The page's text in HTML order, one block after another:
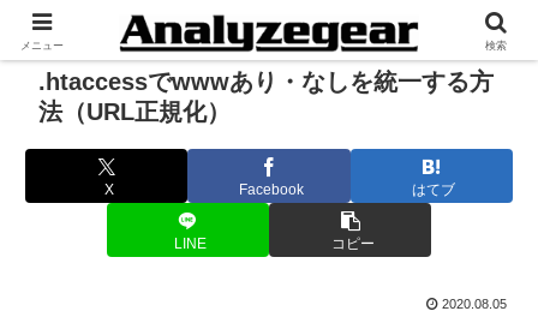
.htaccessでwwwあり・なしを統一する方
法（URL正規化）
X Facebook はてブ
LINE コピー
2020.08.05
メニュー 検索